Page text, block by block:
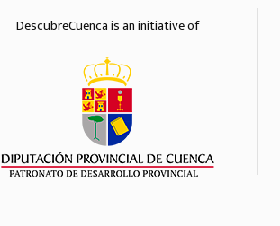
DescubreCuenca is an initiative of